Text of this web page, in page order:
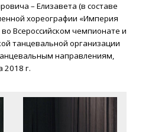
– Елизавета (в составе
хореографии «Империя
Всероссийском чемпионате и
танцевальной организации
направлениям,
2018 г.